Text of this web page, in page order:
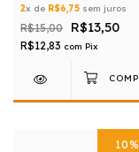
2x de R$6,75 sem juros
R$15,00 R$13,50
R$12,83 com Pix
10%